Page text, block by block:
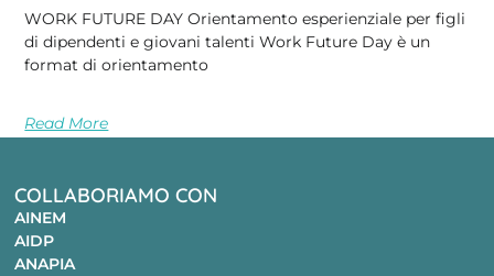
WORK FUTURE DAY Orientamento esperienziale per figli
di dipendenti e giovani talenti Work Future Day è un
format di orientamento
Read More
COLLABORIAMO CON
AINEM
AIDP
ANAPIA